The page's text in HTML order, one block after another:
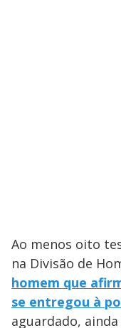
Ao menos oito
na Divisão de
homem que
se entregou à
aguardado,